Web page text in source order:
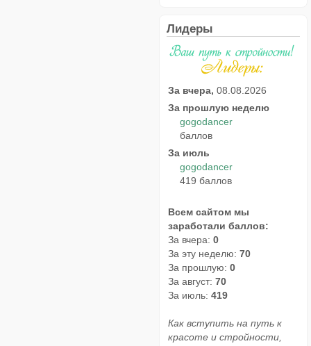
Лидеры
За вчера, 08.08.2026
За прошлую неделю
gogodancer
баллов
За июль
gogodancer
419 баллов
Всем сайтом мы
заработали баллов:
За вчера: 0
За эту неделю: 70
За прошлую: 0
За август: 70
За июль: 419
Как вступить на путь к
красоте и стройности,